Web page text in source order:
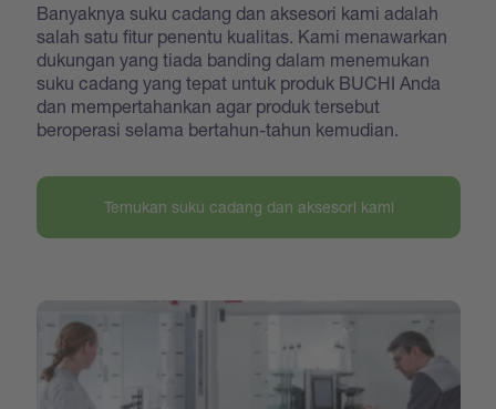
Banyaknya suku cadang dan aksesori kami adalah
salah satu fitur penentu kualitas. Kami menawarkan
dukungan yang tiada banding dalam menemukan
suku cadang yang tepat untuk produk BUCHI Anda
dan mempertahankan agar produk tersebut
beroperasi selama bertahun-tahun kemudian.
Temukan suku cadang dan aksesori kami